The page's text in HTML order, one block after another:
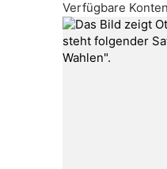
Verfügbare Konten